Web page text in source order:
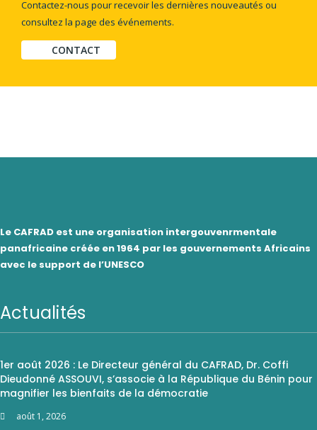
Contactez-nous pour recevoir les dernières nouveautés ou
consultez la page des événements.
CONTACT
Le CAFRAD est une organisation intergouvenrmentale
panafricaine créée en 1964 par les gouvernements Africains
avec le support de l’UNESCO
Actualités
1er août 2026 : Le Directeur général du CAFRAD, Dr. Coffi
Dieudonné ASSOUVI, s’associe à la République du Bénin pour
magnifier les bienfaits de la démocratie
août 1, 2026